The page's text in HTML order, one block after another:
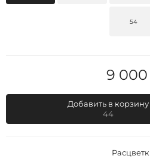
54
9
Добавить в корзину
44